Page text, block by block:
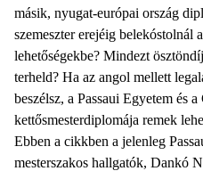
másik, nyugat-európai ország
szemeszter erejéig belekóstolnál
lehetőségekbe? Mindezt
terheld? Ha az angol mellett
beszélsz, a Passaui Egyetem és
kettősmesterdiplomája remek
Ebben a cikkben a jelenleg
mesterszakos hallgatók, Dankó